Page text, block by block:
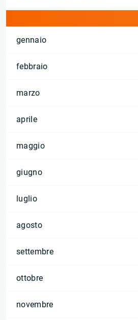
gennaio
febbraio
marzo
aprile
maggio
giugno
luglio
agosto
settembre
ottobre
novembre